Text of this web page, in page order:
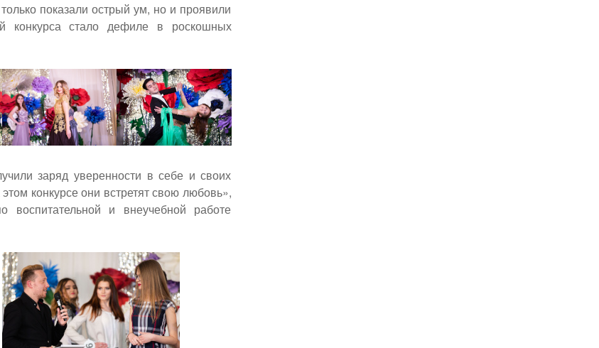
показали острый ум, но и проявили
конкурса стало дефиле в роскошных
заряд уверенности в себе и своих
конкурсе они встретят свою любовь»,
воспитательной и внеучебной работе